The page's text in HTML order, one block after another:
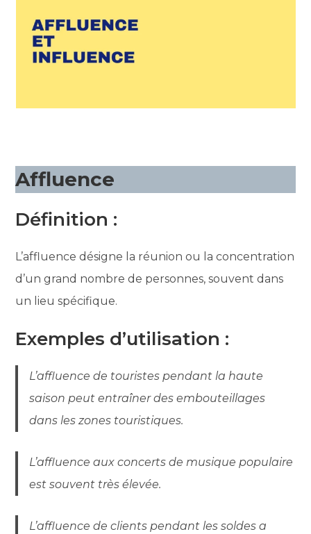
Affluence
Définition :
L’affluence désigne la réunion ou la concentration
d’un grand nombre de personnes, souvent dans
un lieu spécifique.
Exemples d’utilisation :
L’affluence de touristes pendant la haute
saison peut entraîner des embouteillages
dans les zones touristiques.
L’affluence aux concerts de musique populaire
est souvent très élevée.
L’affluence de clients pendant les soldes a